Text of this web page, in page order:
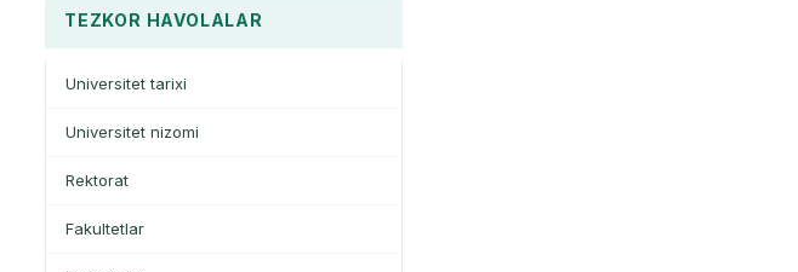
TEZKOR HAVOLALAR
Universitet tarixi
Universitet nizomi
Rektorat
Fakultetlar